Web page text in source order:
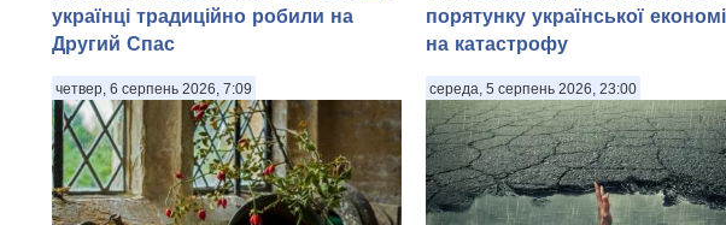
українці традиційно робили на
Другий Спас
четвер, 6 серпень 2026, 7:09
порятунку української
на катастрофу
середа, 5 серпень 2026, 23:00